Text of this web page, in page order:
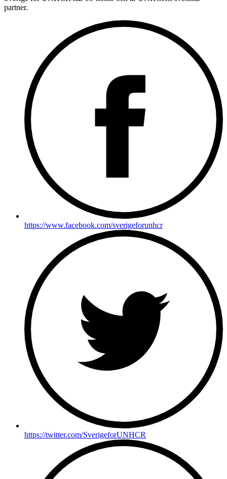
partner.
https://www.facebook.com/sverigeforunhcr
https://twitter.com/SverigeforUNHCR